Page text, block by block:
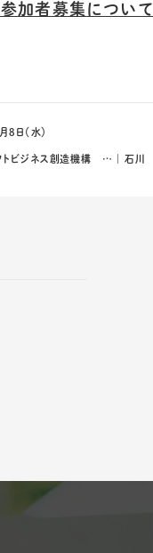
参加者募集について
日（水）
トビジネス創造機構 … ｜ 石川